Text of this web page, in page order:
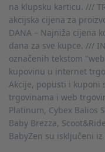
na klupsku karticu. ///
akcijska cijena za
DANA – Najniža cijena
dana za sve kupce. ///
označenih tekstom
kupovinu u internet
Akcije, popusti i kuponi
trgovinama i web
Platinum, Cybex Balios
Baby Brezza,
BabyZen su isključeni iz